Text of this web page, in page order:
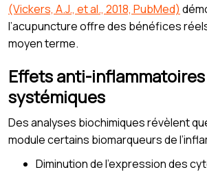
(Vickers, A.J., et al., 2018, PubMed)
l’acupuncture offre des bénéfices
moyen terme.
Effets anti-
systémiques
Des analyses biochimiques révèlent
module certains biomarqueurs de
Diminution de l’expression des